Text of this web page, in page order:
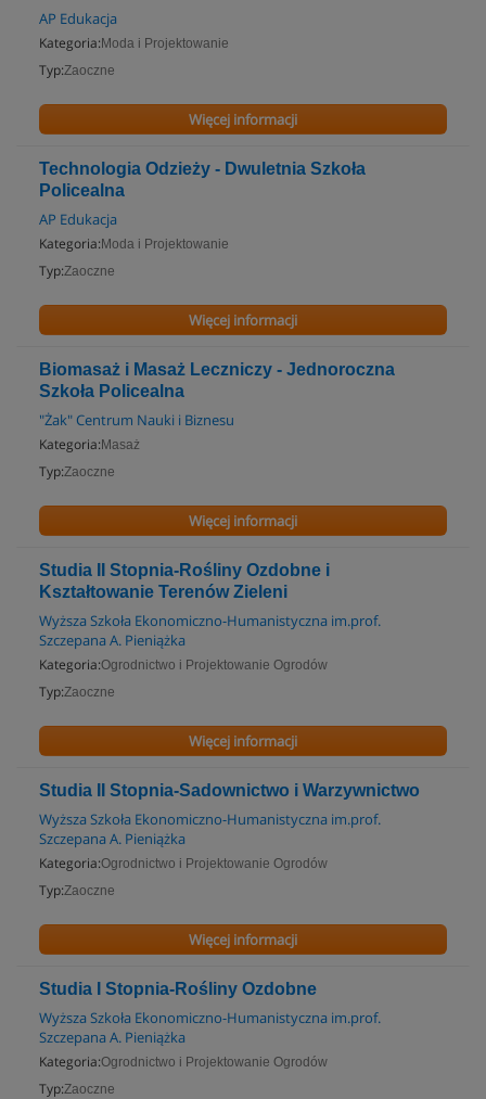
AP Edukacja
Kategoria: Moda i Projektowanie
Typ:Zaoczne
Więcej informacji
Technologia Odzieży - Dwuletnia Szkoła
Policealna
AP Edukacja
Kategoria: Moda i Projektowanie
Typ:Zaoczne
Więcej informacji
Biomasaż i Masaż Leczniczy - Jednoroczna
Szkoła Policealna
"Żak" Centrum Nauki i Biznesu
Kategoria: Masaż
Typ:Zaoczne
Więcej informacji
Studia II Stopnia-Rośliny Ozdobne i
Kształtowanie Terenów Zieleni
Wyższa Szkoła Ekonomiczno-Humanistyczna im.prof.
Szczepana A. Pieniążka
Kategoria:Ogrodnictwo i Projektowanie Ogrodów
Typ:Zaoczne
Więcej informacji
Studia II Stopnia-Sadownictwo i Warzywnictwo
Wyższa Szkoła Ekonomiczno-Humanistyczna im.prof.
Szczepana A. Pieniążka
Kategoria:Ogrodnictwo i Projektowanie Ogrodów
Typ:Zaoczne
Więcej informacji
Studia I Stopnia-Rośliny Ozdobne
Wyższa Szkoła Ekonomiczno-Humanistyczna im.prof.
Szczepana A. Pieniążka
Kategoria:Ogrodnictwo i Projektowanie Ogrodów
Typ:Zaoczne